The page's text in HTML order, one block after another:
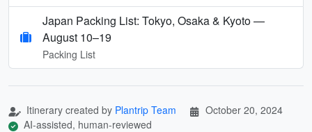
Japan Packing List: Tokyo, Osaka & Kyoto —
August 10–19
Packing List
Itinerary created by Plantrip Team
October 20, 2024
AI-assisted, human-reviewed